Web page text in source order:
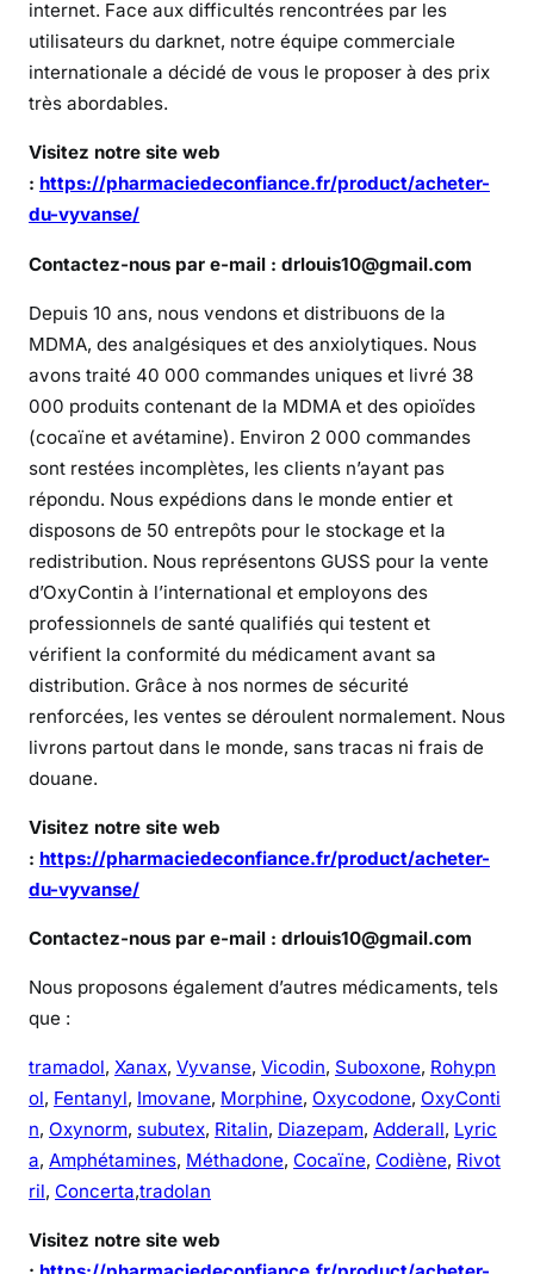
i
internet. Face aux difficultés rencontrées par les
utilisateurs du darknet, notre équipe commerciale
internationale a décidé de vous le proposer à des prix
très abordables.
Visitez notre site web
: https://pharmaciedeconfiance.fr/product/acheter-
du-vyvanse/
Contactez-nous par e-mail : drlouis10@gmail.com
Depuis 10 ans, nous vendons et distribuons de la
MDMA, des analgésiques et des anxiolytiques. Nous
avons traité 40 000 commandes uniques et livré 38
000 produits contenant de la MDMA et des opioïdes
(cocaïne et avétamine). Environ 2 000 commandes
sont restées incomplètes, les clients n’ayant pas
répondu. Nous expédions dans le monde entier et
disposons de 50 entrepôts pour le stockage et la
redistribution. Nous représentons GUSS pour la vente
d’OxyContin à l’international et employons des
professionnels de santé qualifiés qui testent et
vérifient la conformité du médicament avant sa
distribution. Grâce à nos normes de sécurité
renforcées, les ventes se déroulent normalement. Nous
livrons partout dans le monde, sans tracas ni frais de
douane.
Visitez notre site web
: https://pharmaciedeconfiance.fr/product/acheter-
du-vyvanse/
Contactez-nous par e-mail : drlouis10@gmail.com
Nous proposons également d’autres médicaments, tels
que :
tramadol, Xanax, Vyvanse, Vicodin, Suboxone, Rohypn
ol, Fentanyl, Imovane, Morphine, Oxycodone, OxyConti
n, Oxynorm, subutex, Ritalin, Diazepam, Adderall, Lyric
a, Amphétamines, Méthadone, Cocaïne, Codiène, Rivot
ril, Concerta,tradolan
Visitez notre site web